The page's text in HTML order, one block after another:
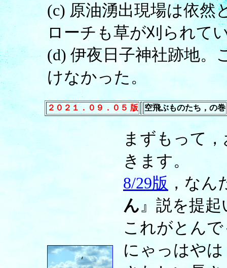
(c) 原油湧出現場は依然
ローチも草が刈られて
(d) 伊夜日子神社跡地
けなかった。
２０２１．０９．０５ 版 空飛ぶものたち，の巻
まずもって
きます。
8/29版 ，なん
ん 』説を提
これがとん
にゃっはや